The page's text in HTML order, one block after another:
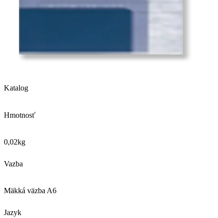
Katalog
Hmotnosť
0,02kg
Vazba
Mäkká väzba A6
Jazyk